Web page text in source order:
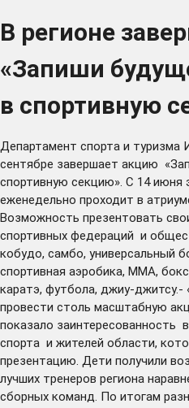
В регионе
«Запиши
в спортивную
Департамент спорта и туризма
сентябре завершает акцию
спортивную секцию». С 14 июня
еженедельно проходит в
Возможность презентовать
спортивных федераций и
кобудо, самбо, универсальный
спортивная аэробика, ММА,
каратэ, футбола, джиу-
провести столь масштабную
показало заинтересованность
спорта и жителей области,
презентацию. Дети получили
лучших тренеров региона
сборных команд. По итогам